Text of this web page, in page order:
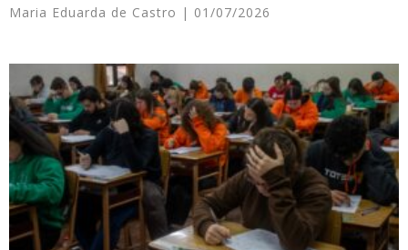
Maria Eduarda de Castro 01/07/2026